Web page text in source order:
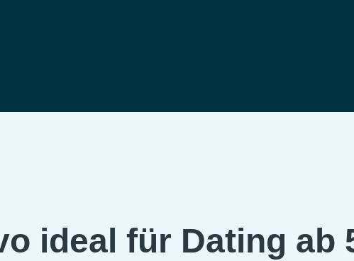
ideal für Dating ab